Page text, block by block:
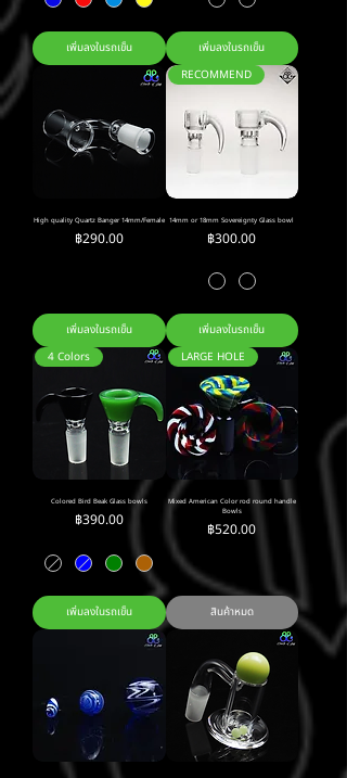
เพิ่มลงในรถเข็น เพิ่มลงในรถเข็น
High quality Quartz Banger 14mm/Female
ราคา
฿290.00
เพิ่มลงในรถเข็น
RECOMMEND
14mm or 18mm Sovereignty Glass bowl
ราคา
฿300.00
เพิ่มลงในรถเข็น
4 Colors
Colored Bird Beak Glass bowls
ราคา
฿390.00
เพิ่มลงในรถเข็น
LARGE HOLE
Mixed American Color rod round handle
Bowls
ราคา
฿520.00
สินค้าหมด